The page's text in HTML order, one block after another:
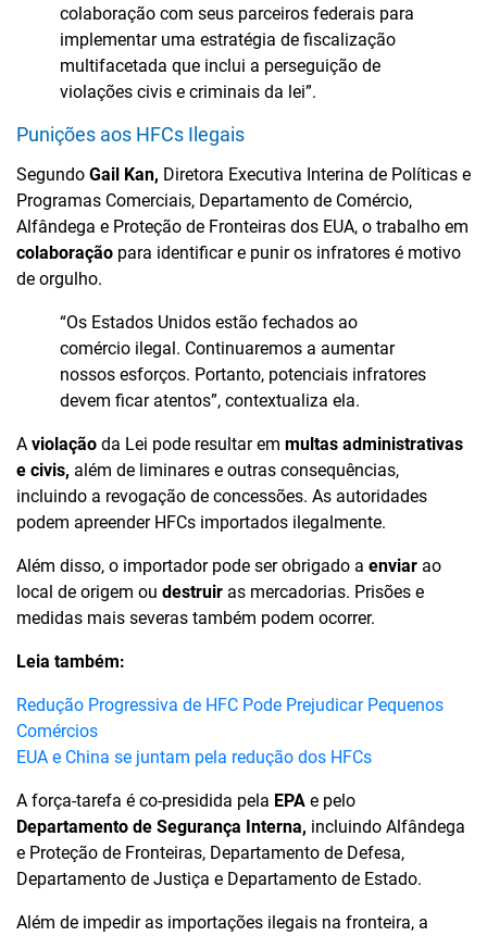
colaboração com seus parceiros federais para
implementar uma estratégia de fiscalização
multifacetada que inclui a perseguição de
violações civis e criminais da lei”.
Punições aos HFCs Ilegais
Segundo Gail Kan, Diretora Executiva Interina de Políticas e
Programas Comerciais, Departamento de Comércio,
Alfândega e Proteção de Fronteiras dos EUA, o trabalho em
colaboração para identificar e punir os infratores é motivo
de orgulho.
“Os Estados Unidos estão fechados ao
comércio ilegal. Continuaremos a aumentar
nossos esforços. Portanto, potenciais infratores
devem ficar atentos”, contextualiza ela.
A violação da Lei pode resultar em multas administrativas
e civis, além de liminares e outras consequências,
incluindo a revogação de concessões. As autoridades
podem apreender HFCs importados ilegalmente.
Além disso, o importador pode ser obrigado a enviar ao
local de origem ou destruir as mercadorias. Prisões e
medidas mais severas também podem ocorrer.
Leia também:
Redução Progressiva de HFC Pode Prejudicar Pequenos
Comércios
EUA e China se juntam pela redução dos HFCs
A força-tarefa é co-presidida pela EPA e pelo
Departamento de Segurança Interna, incluindo Alfândega
e Proteção de Fronteiras, Departamento de Defesa,
Departamento de Justiça e Departamento de Estado.
Além de impedir as importações ilegais na fronteira, a